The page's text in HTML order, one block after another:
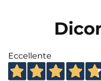
Eccellente